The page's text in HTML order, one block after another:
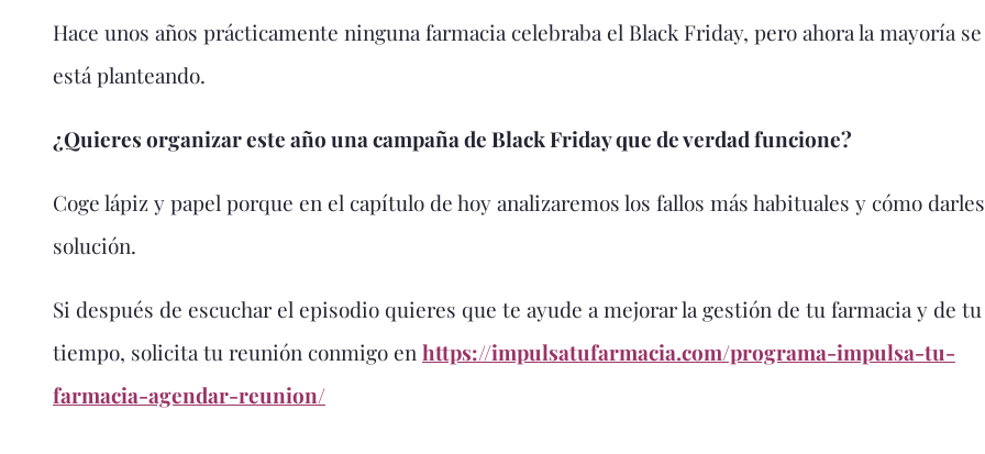
Hace unos años prácticamente ninguna farmacia celebraba el Black Friday, pero ahora la mayoría
está planteando.
¿Quieres organizar este año una campaña de Black Friday que de verdad funcione?
Coge lápiz y papel porque en el capítulo de hoy analizaremos los fallos más habituales y cómo darles
solución.
Si después de escuchar el episodio quieres que te ayude a mejorar la gestión de tu farmacia y de tu
tiempo, solicita tu reunión conmigo en https://impulsatufarmacia.com/programa-impulsa-tu-
farmacia-agendar-reunion/